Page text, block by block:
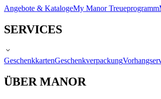
Angebote & KatalogeMy Manor Treueprogramm
SERVICES
GeschenkkartenGeschenkverpackung
ÜBER MANOR